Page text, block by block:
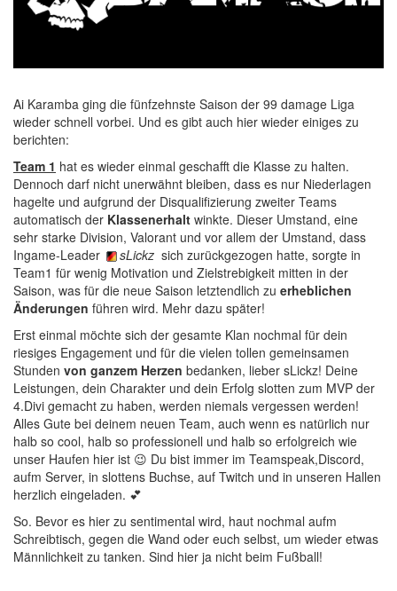
Ai Karamba ging die fünfzehnste Saison der 99 damage Liga
wieder schnell vorbei. Und es gibt auch hier wieder einiges zu
berichten:
Team 1 hat es wieder einmal geschafft die Klasse zu halten.
Dennoch darf nicht unerwähnt bleiben, dass es nur Niederlagen
hagelte und aufgrund der Disqualifizierung zweiter Teams
automatisch der Klassenerhalt winkte. Dieser Umstand, eine
sehr starke Division, Valorant und vor allem der Umstand, dass
Ingame-Leader
sLickz sich zurückgezogen hatte, sorgte in
Team1 für wenig Motivation und Zielstrebigkeit mitten in der
Saison, was für die neue Saison letztendlich zu erheblichen
Änderungen führen wird. Mehr dazu später!
Erst einmal möchte sich der gesamte Klan nochmal für dein
riesiges Engagement und für die vielen tollen gemeinsamen
Stunden von ganzem Herzen bedanken, lieber sLickz! Deine
Leistungen, dein Charakter und dein Erfolg slotten zum MVP der
4.Divi gemacht zu haben, werden niemals vergessen werden!
Alles Gute bei deinem neuen Team, auch wenn es natürlich nur
halb so cool, halb so professionell und halb so erfolgreich wie
unser Haufen hier ist 😉 Du bist immer im Teamspeak,Discord,
aufm Server, in slottens Buchse, auf Twitch und in unseren Hallen
herzlich eingeladen. 💕
So. Bevor es hier zu sentimental wird, haut nochmal aufm
Schreibtisch, gegen die Wand oder euch selbst, um wieder etwas
Männlichkeit zu tanken. Sind hier ja nicht beim Fußball!